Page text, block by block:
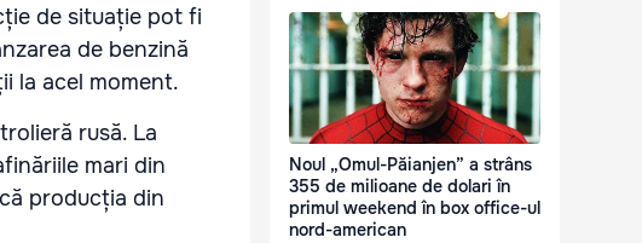
de situație pot fi
de benzină
la acel moment.
rusă. La
mari din
producția din
Noul „Omul-Păianjen” a strâns
355 de milioane de dolari în
primul weekend în box office-ul
nord-american